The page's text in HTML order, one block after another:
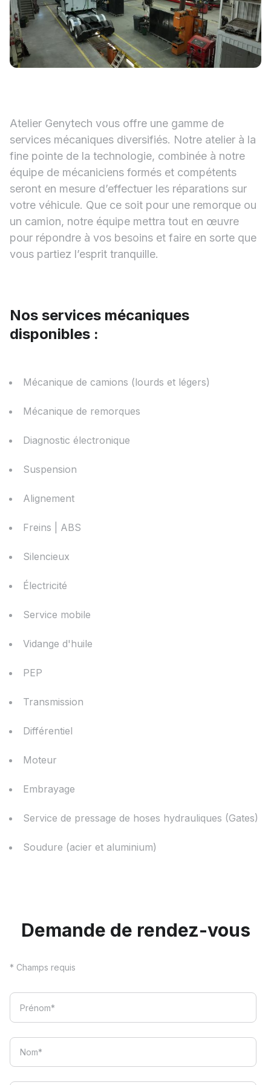
Atelier Genytech vous offre une gamme de
services mécaniques diversifiés. Notre atelier à la
fine pointe de la technologie, combinée à notre
équipe de mécaniciens formés et compétents
seront en mesure d’effectuer les réparations sur
votre véhicule. Que ce soit pour une remorque ou
un camion, notre équipe mettra tout en œuvre
pour répondre à vos besoins et faire en sorte que
vous partiez l’esprit tranquille.
Nos services mécaniques
disponibles :
Mécanique de camions (lourds et légers)
Mécanique de remorques
Diagnostic électronique
Suspension
Alignement
Freins | ABS
Silencieux
Électricité
Service mobile
Vidange d'huile
PEP
Transmission
Différentiel
Moteur
Embrayage
Service de pressage de hoses hydrauliques (Gates)
Soudure (acier et aluminium)
Demande de rendez-vous
* Champs requis